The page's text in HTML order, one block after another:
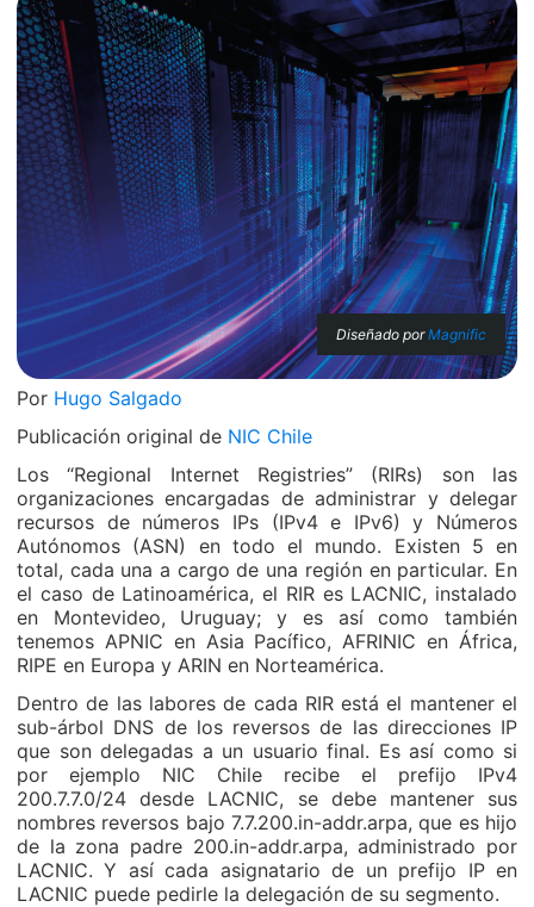
Diseñado porMagnific
Por Hugo Salgado
Publicación original de NIC Chile
Los “Regional Internet Registries” (RIRs) son las
organizaciones encargadas de administrar y delegar
recursos de números IPs (IPv4 e IPv6) y Números
Autónomos (ASN) en todo el mundo. Existen 5 en
total, cada una a cargo de una región en particular. En
el caso de Latinoamérica, el RIR es LACNIC, instalado
en Montevideo, Uruguay; y es así como también
tenemos APNIC en Asia Pacífico, AFRINIC en África,
RIPE en Europa y ARIN en Norteamérica.
Dentro de las labores de cada RIR está el mantener el
sub-árbol DNS de los reversos de las direcciones IP
que son delegadas a un usuario final. Es así como si
por ejemplo NIC Chile recibe el prefijo IPv4
200.7.7.0/24 desde LACNIC, se debe mantener sus
nombres reversos bajo 7.7.200.in-addr.arpa, que es hijo
de la zona padre 200.in-addr.arpa, administrado por
LACNIC. Y así cada asignatario de un prefijo IP en
LACNIC puede pedirle la delegación de su segmento.